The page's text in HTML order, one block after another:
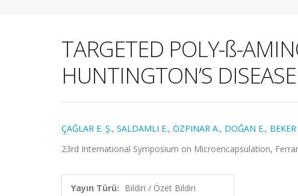
TARGETED POLY-ß-
HUNTINGTON’S
ÇAĞLAR E. Ş., SALDAMLI E., ÖZPINAR A., DOĞAN E.,
23rd International Symposium on Microencapsulation,
Yayın Türü: Bildiri / Özet Bildiri